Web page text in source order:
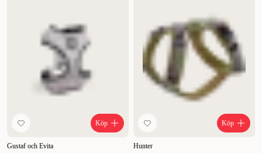
Köp
Gustaf och Evita
Köp
Hunter